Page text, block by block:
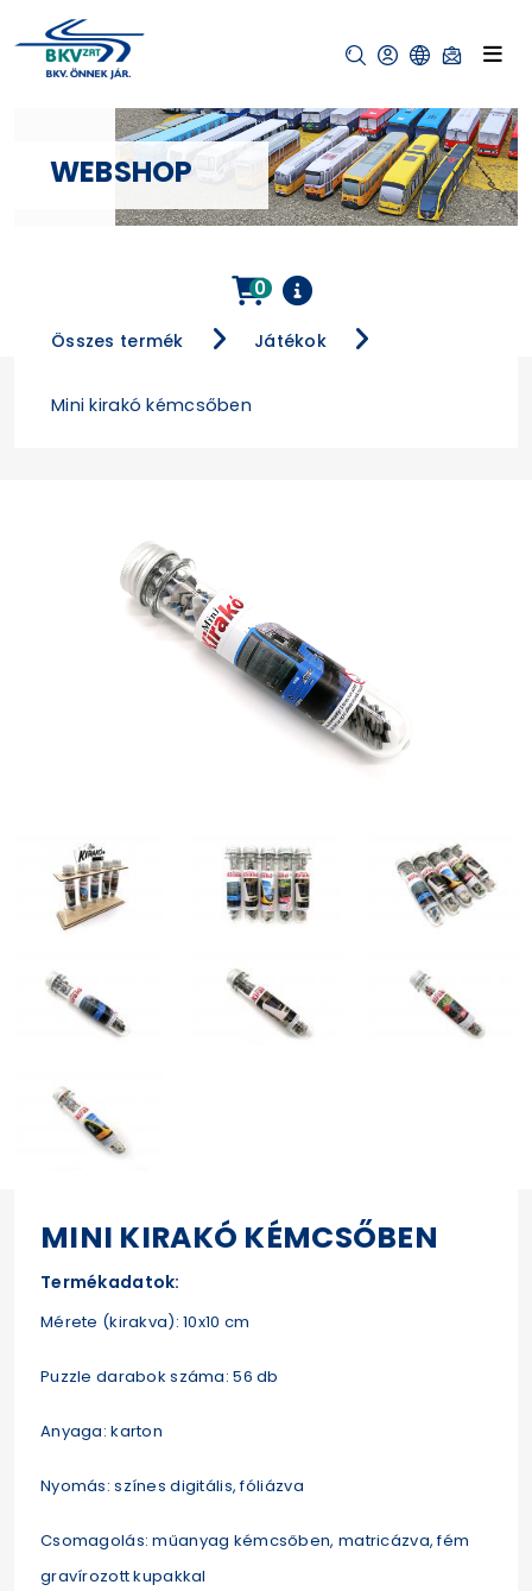
WEBSHOP
Összes termék Játékok
Mini kirakó kémcsőben
0
MINI KIRAKÓ KÉMCSŐBEN
Termékadatok:
Mérete (kirakva): 10x10 cm
Puzzle darabok száma: 56 db
Anyaga: karton
Nyomás: színes digitális, fóliázva
Csomagolás: műanyag kémcsőben, matricázva, fém
gravírozott kupakkal